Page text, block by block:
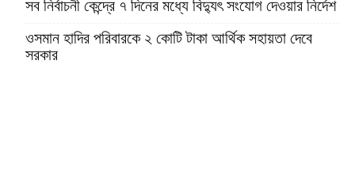
সব নির্বাচনী কেন্দ্রে ৭ দিনের মধ্যে বিদ্যুৎ সংযোগ দেওয়ার নির্দেশ
ওসমান হাদির পরিবারকে ২ কোটি টাকা আর্থিক সহায়তা দেবে
সরকার